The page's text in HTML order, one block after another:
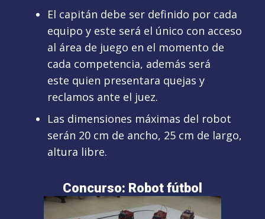
El capitán debe ser definido por cada
equipo y este será el único con acceso
al área de juego en el momento de
cada competencia, además será
este quien presentara quejas y
reclamos ante el juez.
Las dimensiones máximas del robot
serán 20 cm de ancho, 25 cm de largo,
altura libre.
Concurso: Robot fútbol